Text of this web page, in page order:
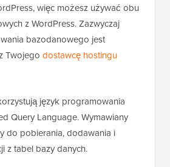
więc możesz używać obu
z WordPress. Zazwyczaj
bazodanowego jest
Twojego dostawcę hostingu
język programowania
Query Language. Wymawiany
do pobierania, dodawania i
z tabel bazy danych.